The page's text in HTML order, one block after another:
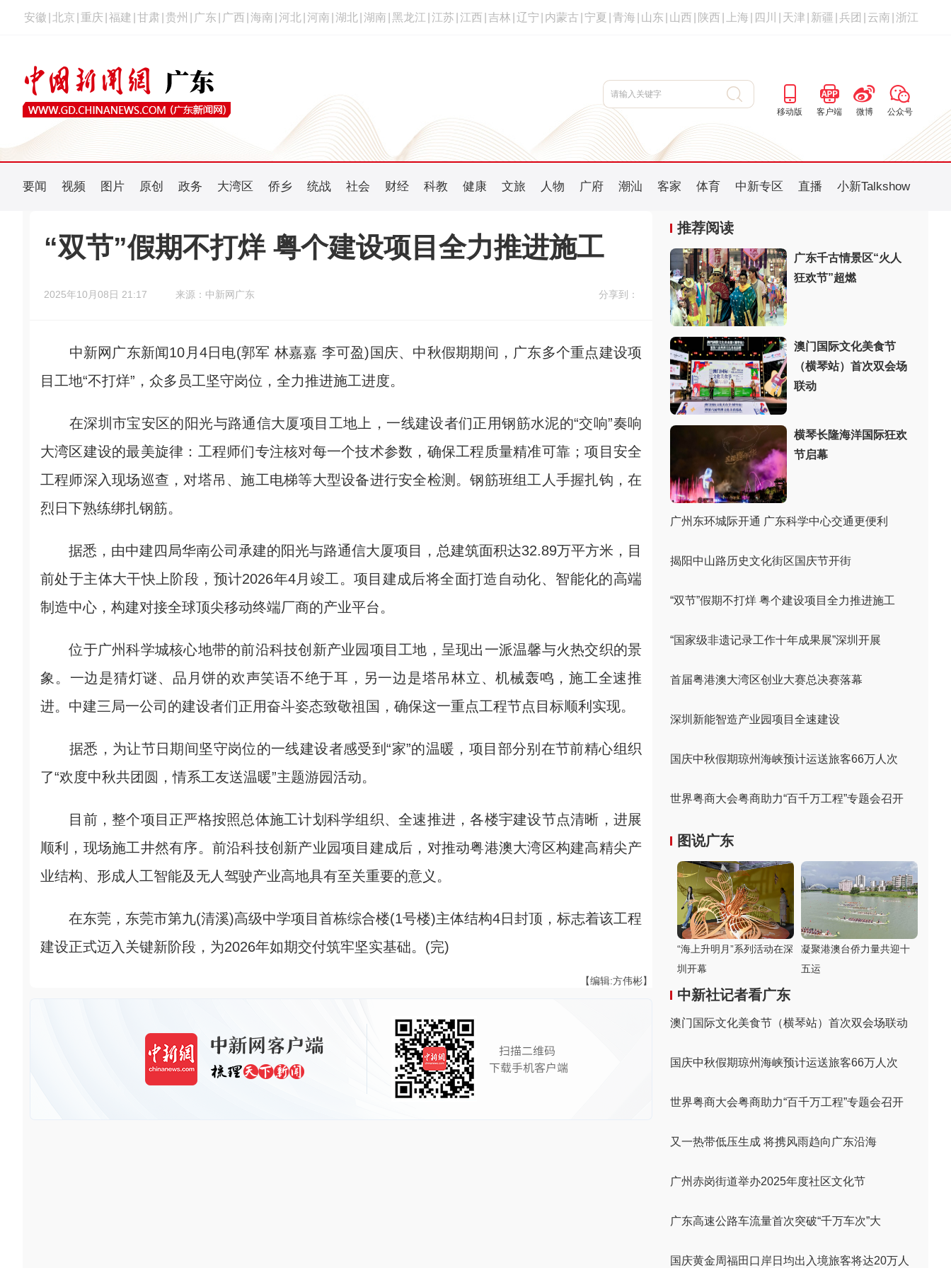
安徽 北京 重庆 福建 甘肃 贵州 广东 广西 海南 河北 河南 湖北 湖南 黑龙江 江苏 江西 吉林 辽宁 内蒙古 宁夏 青海 山东 山西 陕西 上海 四川 天津 新疆 兵团 云南 浙江
移动版 客户端 微博 公众号
要闻 视频 图片 原创 政务 大湾区 侨乡 统战 社会 财经 科教 健康 文旅 人物 广府 潮汕 客家 体育 中新专区 直播 小新Talkshow
“双节”假期不打烊 粤个建设项目全力推进施工
2025年10月08日 21:17 来源：中新网广东 分享到：
中新网广东新闻10月4日电(郭军 林嘉嘉 李可盈)国庆、中秋假期期间，广东多个重点建设项
目工地“不打烊”，众多员工坚守岗位，全力推进施工进度。
在深圳市宝安区的阳光与路通信大厦项目工地上，一线建设者们正用钢筋水泥的“交响”奏响
大湾区建设的最美旋律：工程师们专注核对每一个技术参数，确保工程质量精准可靠；项目安全
工程师深入现场巡查，对塔吊、施工电梯等大型设备进行安全检测。钢筋班组工人手握扎钩，在
烈日下熟练绑扎钢筋。
据悉，由中建四局华南公司承建的阳光与路通信大厦项目，总建筑面积达32.89万平方米，目
前处于主体大干快上阶段，预计2026年4月竣工。项目建成后将全面打造自动化、智能化的高端
制造中心，构建对接全球顶尖移动终端厂商的产业平台。
位于广州科学城核心地带的前沿科技创新产业园项目工地，呈现出一派温馨与火热交织的景
象。一边是猜灯谜、品月饼的欢声笑语不绝于耳，另一边是塔吊林立、机械轰鸣，施工全速推
进。中建三局一公司的建设者们正用奋斗姿态致敬祖国，确保这一重点工程节点目标顺利实现。
据悉，为让节日期间坚守岗位的一线建设者感受到“家”的温暖，项目部分别在节前精心组织
了“欢度中秋共团圆，情系工友送温暖”主题游园活动。
目前，整个项目正严格按照总体施工计划科学组织、全速推进，各楼宇建设节点清晰，进展
顺利，现场施工井然有序。前沿科技创新产业园项目建成后，对推动粤港澳大湾区构建高精尖产
业结构、形成人工智能及无人驾驶产业高地具有至关重要的意义。
在东莞，东莞市第九(清溪)高级中学项目首栋综合楼(1号楼)主体结构4日封顶，标志着该工程
建设正式迈入关键新阶段，为2026年如期交付筑牢坚实基础。(完)
【编辑:方伟彬】
推荐阅读
广东千古情景区“火人
狂欢节”超燃
澳门国际文化美食节
（横琴站）首次双会场
联动
横琴长隆海洋国际狂欢
节启幕
广州东环城际开通 广东科学中心交通更便利
揭阳中山路历史文化街区国庆节开街
“双节”假期不打烊 粤个建设项目全力推进施工
“国家级非遗记录工作十年成果展”深圳开展
首届粤港澳大湾区创业大赛总决赛落幕
深圳新能智造产业园项目全速建设
国庆中秋假期琼州海峡预计运送旅客66万人次
世界粤商大会粤商助力“百千万工程”专题会召开
图说广东
“海上升明月”系列活动在深
圳开幕
凝聚港澳台侨力量共迎十
五运
中新社记者看广东
澳门国际文化美食节（横琴站）首次双会场联动
国庆中秋假期琼州海峡预计运送旅客66万人次
世界粤商大会粤商助力“百千万工程”专题会召开
又一热带低压生成 将携风雨趋向广东沿海
广州赤岗街道举办2025年度社区文化节
广东高速公路车流量首次突破“千万车次”大
国庆黄金周福田口岸日均出入境旅客将达20万人